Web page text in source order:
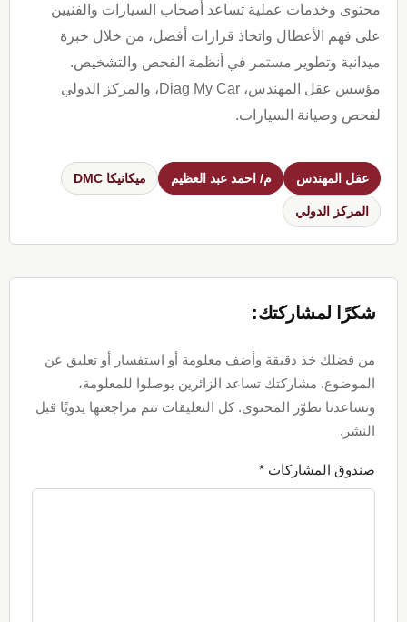
محتوى وخدمات عملية تساعد أصحاب السيارات والفنيين
على فهم الأعطال واتخاذ قرارات أفضل، من خلال خبرة
ميدانية وتطوير مستمر في أنظمة الفحص والتشخيص.
مؤسس عقل المهندس، Diag My Car، والمركز الدولي
لفحص وصيانة السيارات.
عقل المهندس م/ احمد عبد العظيم ميكانيكا DMC
المركز الدولي
Interactions
شكرًا لمشاركتك:
من فضلك خذ دقيقة وأضف معلومة أو استفسار أو تعليق عن
الموضوع. مشاركتك تساعد الزائرين يوصلوا للمعلومة،
وتساعدنا نطوّر المحتوى. كل التعليقات تتم مراجعتها يدويًا قبل
النشر.
صندوق المشاركات *